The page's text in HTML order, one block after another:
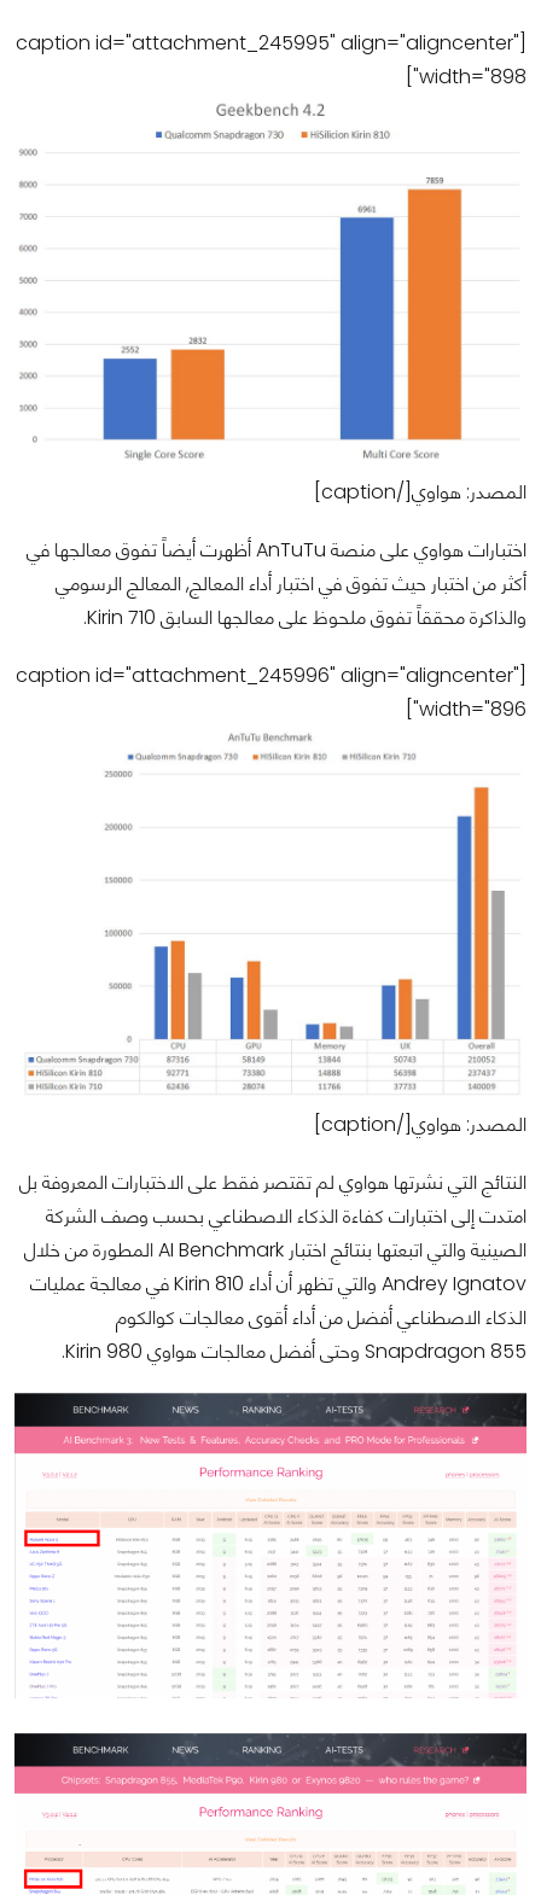
[caption id="attachment_245995" align="aligncenter"
width="898"]
المصدر: هواوي[/caption]
اختبارات هواوي على منصة AnTuTu أظهرت أيضاً تفوق معالجها في
أكثر من اختبار حيث تفوق في اختبار أداء المعالج, المعالج الرسومي
والذاكرة محققاً تفوق ملحوظ على معالجها السابق Kirin 710.
[caption id="attachment_245996" align="aligncenter"
width="896"]
المصدر: هواوي[/caption]
النتائج التي نشرتها هواوي لم تقتصر فقط على الاختبارات المعروفة بل
امتدت إلى اختبارات كفاءة الذكاء الاصطناعي بحسب وصف الشركة
الصينية والتي اتبعتها بنتائج اختبار AI Benchmark المطورة من خلال
Andrey Ignatov والتي تظهر أن أداء Kirin 810 في معالجة عمليات
الذكاء الاصطناعي أفضل من أداء أقوى معالجات كوالكوم
Snapdragon 855 وحتى أفضل معالجات هواوي Kirin 980.